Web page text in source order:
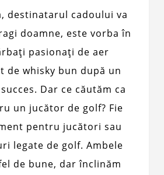
destinatarul cadoului va
doamne, este vorba în
pasionați de aer
de whisky bun după un
Dar ce căutăm ca
un jucător de golf? Fie
pentru jucători sau
legate de golf. Ambele
de bune, dar înclinăm